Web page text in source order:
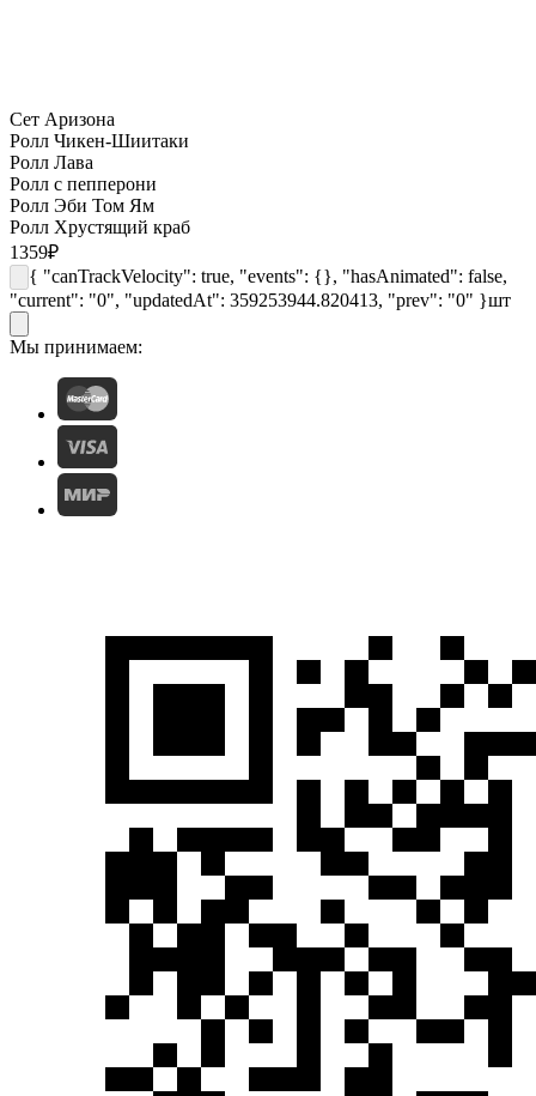
Сет Аризона
Ролл Чикен-Шиитаки
Ролл Лава
Ролл с пепперони
Ролл Эби Том Ям
Ролл Хрустящий краб
1359₽
{ "canTrackVelocity": true, "events": {}, "hasAnimated": false,
"current": "0", "updatedAt": 359253944.820413, "prev": "0" }шт
Мы принимаем: